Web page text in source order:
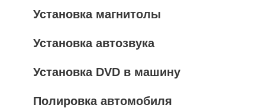
Установка магнитолы
Установка автозвука
Установка DVD в машину
Полировка автомобиля